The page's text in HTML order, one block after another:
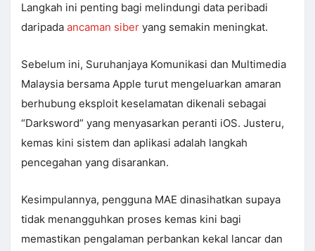
Langkah ini penting bagi melindungi data peribadi
daripada ancaman siber yang semakin meningkat.
Sebelum ini, Suruhanjaya Komunikasi dan Multimedia
Malaysia bersama Apple turut mengeluarkan amaran
berhubung eksploit keselamatan dikenali sebagai
“Darksword” yang menyasarkan peranti iOS. Justeru,
kemas kini sistem dan aplikasi adalah langkah
pencegahan yang disarankan.
Kesimpulannya, pengguna MAE dinasihatkan supaya
tidak menangguhkan proses kemas kini bagi
memastikan pengalaman perbankan kekal lancar dan